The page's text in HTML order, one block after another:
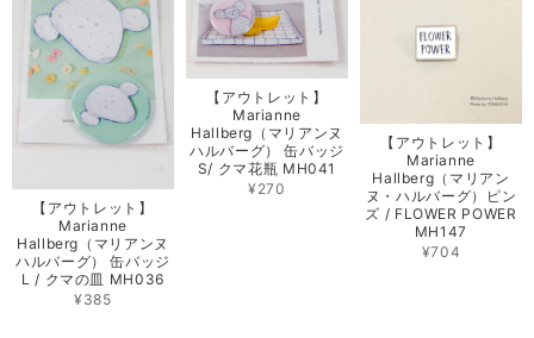
【アウトレット】
Marianne
Hallberg（マリアンヌ
ハルバーグ） 缶バッジ
L / クマの皿 MH036
¥385
【アウトレット】
Marianne
Hallberg（マリアンヌ
ハルバーグ） 缶バッジ
S/ クマ花瓶 MH041
¥270
【アウトレット】
Marianne
Hallberg（マリアン
ヌ・ハルバーグ）ピン
ズ / FLOWER POWER
MH147
¥704